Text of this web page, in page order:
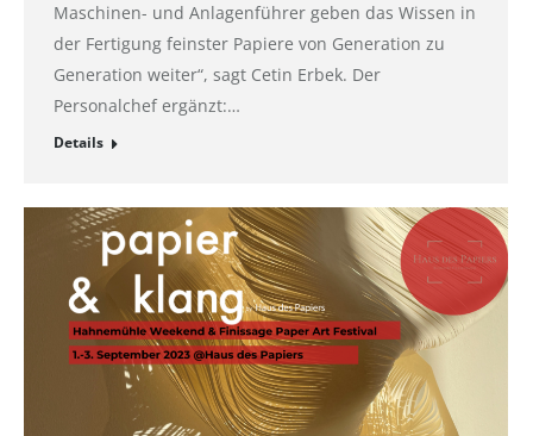
Maschinen- und Anlagenführer geben das Wissen in
der Fertigung feinster Papiere von Generation zu
Generation weiter“, sagt Cetin Erbek. Der
Personalchef ergänzt:…
Details